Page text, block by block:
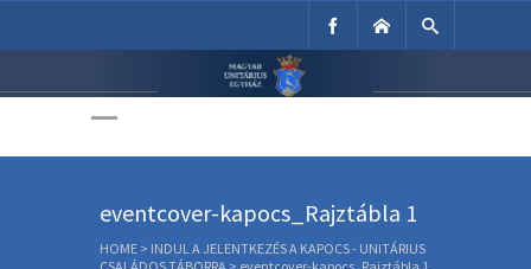
Unitárius Egyház
eventcover-kapocs_Rajztábla 1
HOME > INDUL A JELENTKEZÉS A KAPOCS - UNITÁRIUS